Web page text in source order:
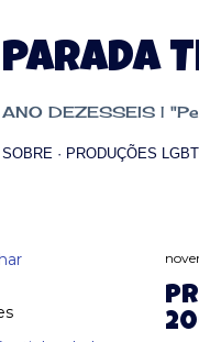
PARADA
ANO DEZESSEIS |
SOBRE PRODUÇÕES